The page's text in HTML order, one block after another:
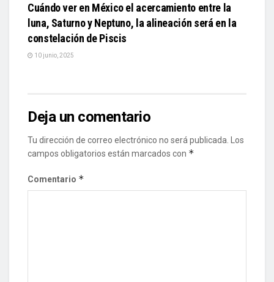
Cuándo ver en México el acercamiento entre la
luna, Saturno y Neptuno, la alineación será en la
constelación de Piscis
10 junio, 2025
Deja un comentario
Tu dirección de correo electrónico no será publicada.
Los
campos obligatorios están marcados con *
Comentario *